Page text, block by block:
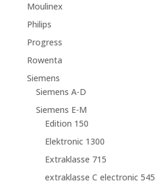
Moulinex
Philips
Progress
Rowenta
Siemens
Siemens A-D
Siemens E-M
Edition 150
Elektronic 1300
Extraklasse 715
extraklasse C electronic 545